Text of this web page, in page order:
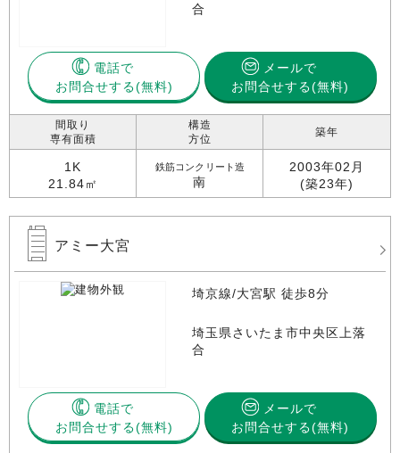
合
電話で
お問合せする
メールで
お問合せする(無料)
間取り
専有面積
1K
21.84㎡
構造
方位
鉄筋コンクリート造
南
築年
2003年02月
(築23年)
アミー大宮
埼京線/大宮駅 徒歩8分
埼玉県さいたま市中央区上落
合
電話で
お問合せする
メールで
お問合せする(無料)